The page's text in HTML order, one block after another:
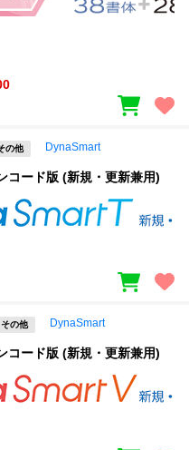
の他 DynaSmart
コード版 (新規・更新兼用)
その他 DynaSmart
コード版 (新規・更新兼用)